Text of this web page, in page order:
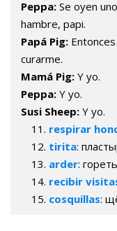
Peppa: Se oyen
hambre, papi.
Papá Pig:
curarme.
Mamá Pig: Y yo.
Peppa: Y yo.
Susi Sheep: Y yo.
respirar
tirita:
arder:
recibir
cosquillas: